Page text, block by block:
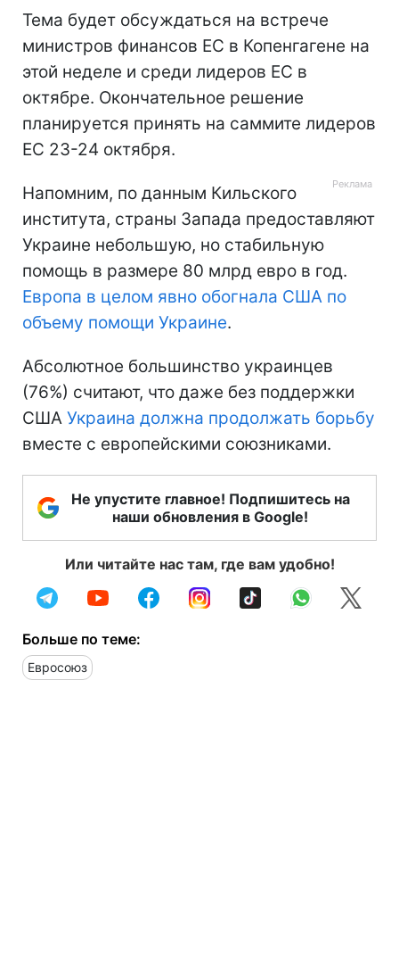
Тема будет обсуждаться на встрече
министров финансов ЕС в Копенгагене на
этой неделе и среди лидеров ЕС в
октябре. Окончательное решение
планируется принять на саммите лидеров
ЕС 23-24 октября.
Напомним, по данным Кильского
института, страны Запада предоставляют
Украине небольшую, но стабильную
помощь в размере 80 млрд евро в год.
Европа в целом явно обогнала США по
объему помощи Украине.
Абсолютное большинство украинцев
(76%) считают, что даже без поддержки
США Украина должна продолжать борьбу
вместе с европейскими союзниками.
Не упустите главное! Подпишитесь на
наши обновления в Google!
Или читайте нас там, где вам удобно!
Больше по теме:
Евросоюз